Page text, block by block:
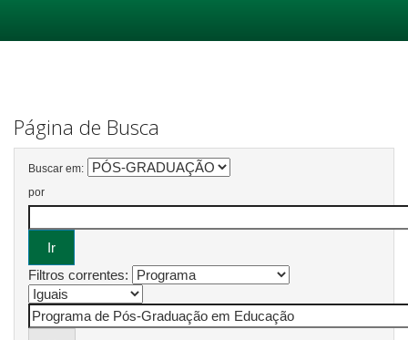
Página de Busca
Buscar em:
por
Filtros correntes: